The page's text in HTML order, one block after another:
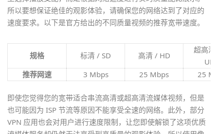
所以要想保证绝佳的观影体验，请确保您的网络达到了对应的
速度要求。以下是官方给出的不同质量视频的推荐宽带速度。
规格 标清 / SD 高清 / HD
超高清
推荐网速
3 Mbps 25 Mbps 25
即使您觉得您的宽带适合串流高清或超高清流媒体视频，但是
也可能因为 ISP 节流等原因不能享受全速的网络。此外，部分
VPN 应用也会对用户进行速度限制，让您即使解锁了这项优质